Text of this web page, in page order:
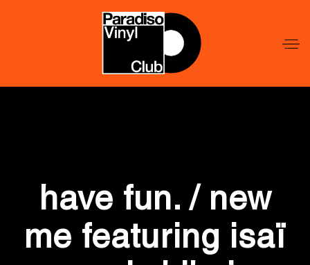
Lid
have fun. / new
me featuring isaï